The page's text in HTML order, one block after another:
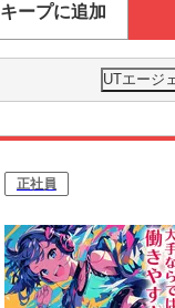
キープに追加
UTエージ
正社員